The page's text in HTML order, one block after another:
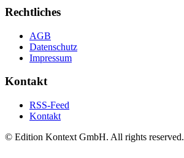
Rechtliches
AGB
Datenschutz
Impressum
Kontakt
RSS-Feed
Kontakt
© Edition Kontext GmbH. All rights reserved.